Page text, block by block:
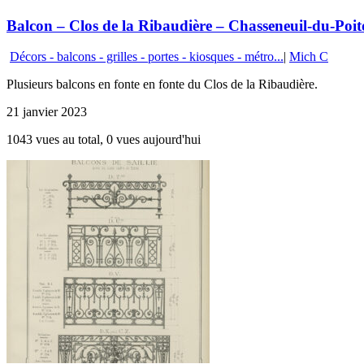
Balcon – Clos de la Ribaudière – Chasseneuil-du-
Décors - balcons - grilles - portes - kiosques - métro...| Mich C
Plusieurs balcons en fonte en fonte du Clos de la Ribaudière.
21 janvier 2023
1043 vues au total, 0 vues aujourd'hui